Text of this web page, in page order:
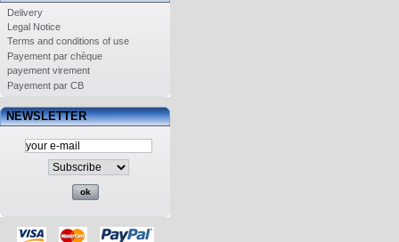
Delivery
Legal Notice
Terms and conditions of use
Payement par chèque
payement virement
Payement par CB
NEWSLETTER